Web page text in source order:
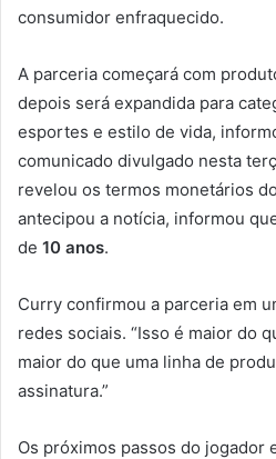
consumidor enfraquecido.
A parceria começará com
depois será expandida para
esportes e estilo de vida,
comunicado divulgado nesta
revelou os termos monetários
antecipou a notícia, informou
de 10 anos.
Curry confirmou a parceria em
redes sociais. “Isso é maior do
maior do que uma linha de
assinatura.”
Os próximos passos do jogador